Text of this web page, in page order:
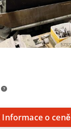
Informace o ceně